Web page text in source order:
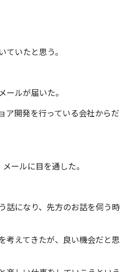
ていたと思う。
ールが届いた。
ア開発を行っている会社からだ
ールに目を通した。
話になり、先方のお話を伺う時
考えてきたが、良い機会だと思